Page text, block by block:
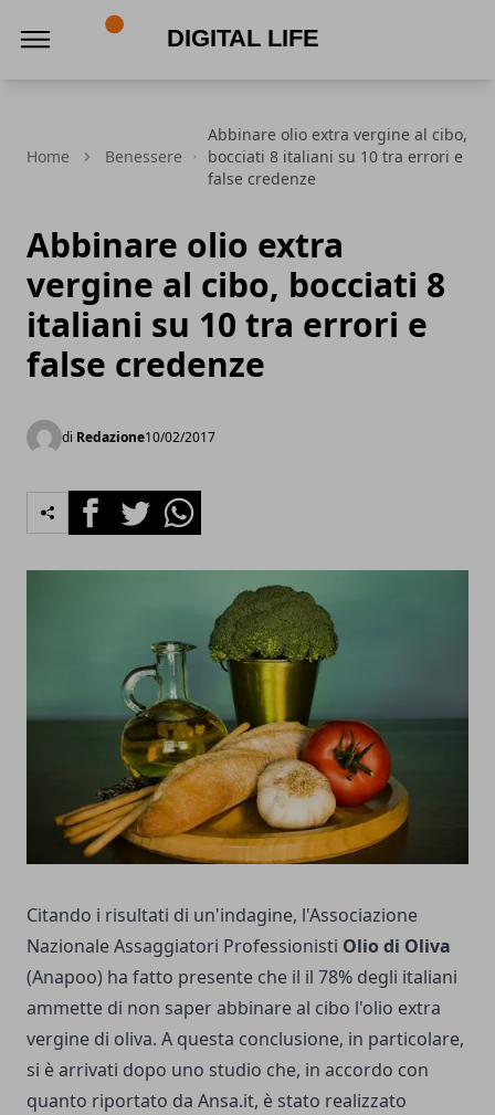
Home Benessere
Abbinare olio extra vergine al cibo,
bocciati 8 italiani su 10 tra errori e
false credenze
Abbinare olio extra
vergine al cibo, bocciati 8
italiani su 10 tra errori e
false credenze
di Redazione10/02/2017
FacebookTwitterWhatsapp
Citando i risultati di un'indagine, l'Associazione
Nazionale Assaggiatori Professionisti Olio di Oliva
(Anapoo) ha fatto presente che il il 78% degli italiani
ammette di non saper abbinare al cibo l'olio extra
vergine di oliva. A questa conclusione, in particolare,
si è arrivati dopo uno studio che, in accordo con
quanto riportato da Ansa.it, è stato realizzato